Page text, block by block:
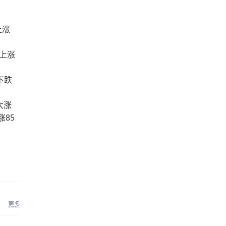
涨
跌
涨
85
更多